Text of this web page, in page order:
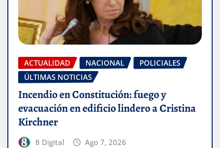
ACTUALIDAD NACIONAL
POLICIALES
ÚLTIMAS NOTICIAS
Incendio en Constitución: fuego y
evacuación en edificio lindero a Cristina
Kirchner
8 Digital Ago 7, 2026